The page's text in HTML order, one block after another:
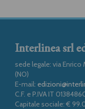
Interlinea srl
sede legale: via Enrico
(NO)
E-mail:
C.F. e P.IVA IT
Capitale sociale: €